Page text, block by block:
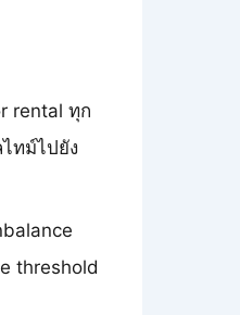
rental ทุก
ทม์ไปยัง
threshold